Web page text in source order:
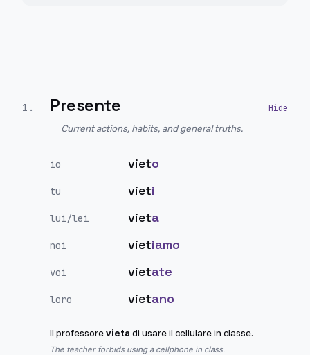
1 . Presente
Current actions, habits, and general truths.
io vieto
tu vieti
lui/lei vieta
noi vietiamo
voi vietate
loro vietano
Il professorevieta di usare il cellulare in classe.
The teacher forbids using a cellphone in class.